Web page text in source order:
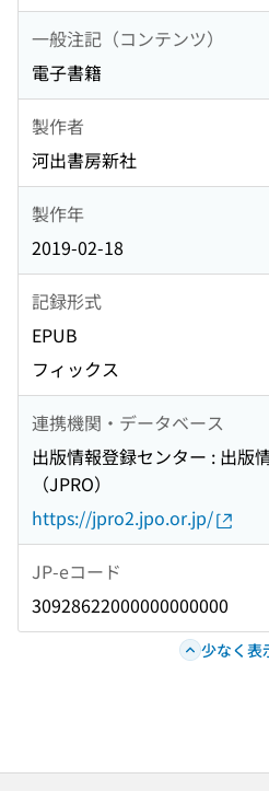
一般注記（コンテンツ）
電子書籍
製作者
河出書房新社
製作年
2019-02-18
記録形式
EPUB
フィックス
連携機関・データベース
出版情報登録センター : 出版
（JPRO）
https://jpro2.jpo.or.jp/
JP-eコード
30928622000000000000
少なく表